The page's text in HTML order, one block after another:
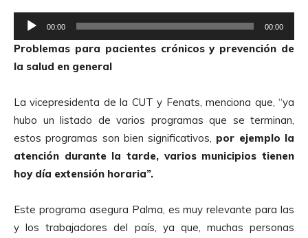
t
r
d
A
u
d
i
o
e
p
r
d
u
c
t
o
d
e
00:00 00:00
Problemas para pacientes crónicos y prevención de
la salud en general
La vicepresidenta de la CUT y Fenats, menciona que, “ya
hubo un listado de varios programas que se terminan,
estos programas son bien significativos, por ejemplo la
atención durante la tarde, varios municipios tienen
hoy día extensión horaria”.
Este programa asegura Palma, es muy relevante para las
y los trabajadores del país, ya que, muchas personas